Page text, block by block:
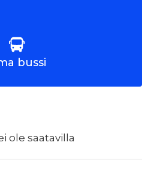
bussi
ole saatavilla